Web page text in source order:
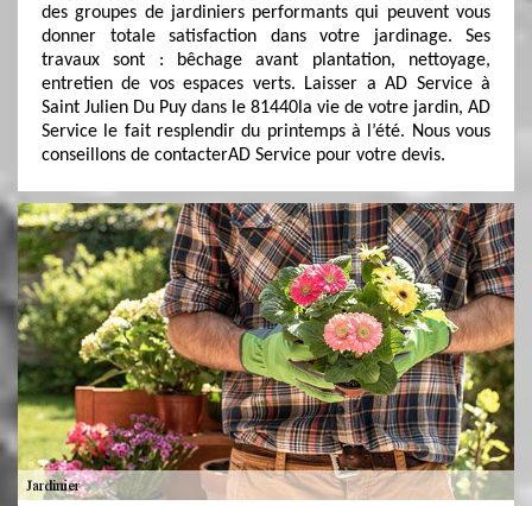
des groupes de jardiniers performants qui peuvent vous
donner totale satisfaction dans votre jardinage. Ses
travaux sont : bêchage avant plantation, nettoyage,
entretien de vos espaces verts. Laisser a AD Service à
Saint Julien Du Puy dans le 81440la vie de votre jardin, AD
Service le fait resplendir du printemps à l’été. Nous vous
conseillons de contacterAD Service pour votre devis.